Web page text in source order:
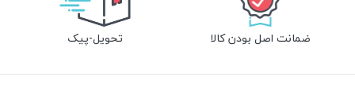
ضمانت اصل بودن کالا تحویل-پیک